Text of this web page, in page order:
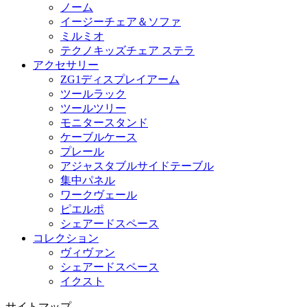
ノーム
イージーチェア＆ソファ
ミルミオ
テクノキッズチェア ステラ
アクセサリー
ZG1ディスプレイアーム
ツールラック
ツールツリー
モニタースタンド
ケーブルケース
プレール
アジャスタブルサイドテーブル
集中パネル
ワークヴェール
ピエルポ
シェアードスペース
コレクション
ヴィヴァン
シェアードスペース
イクスト